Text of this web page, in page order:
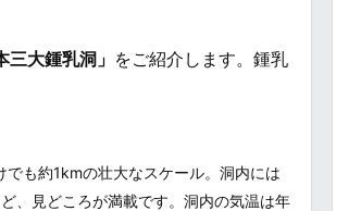
三大鍾乳洞」 をご紹介します。鍾乳
も約1kmの壮大なスケール。洞内には
、見どころが満載です。洞内の気温は年